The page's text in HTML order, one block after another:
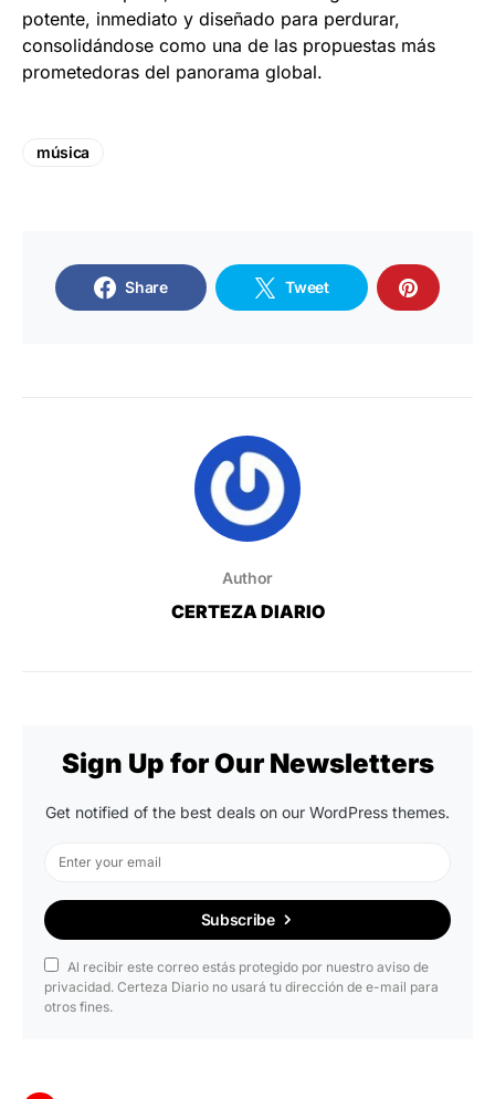
potente, inmediato y diseñado para perdurar,
consolidándose como una de las propuestas más
prometedoras del panorama global.
música
Share Tweet
Author
CERTEZA DIARIO
Sign Up for Our Newsletters
Get notified of the best deals on our WordPress themes.
Subscribe
Al recibir este correo estás protegido por nuestro aviso de
privacidad. Certeza Diario no usará tu dirección de e-mail para
otros fines.